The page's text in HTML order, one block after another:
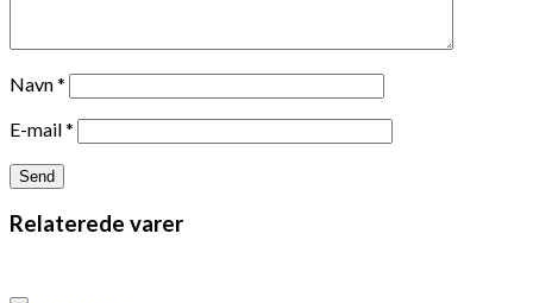
Navn*
E-mail*
Relaterede varer